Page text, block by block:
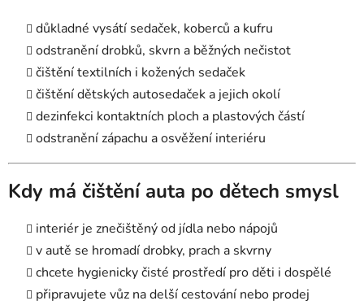
důkladné vysátí sedaček, koberců a kufru
odstranění drobků, skvrn a běžných nečistot
čištění textilních i kožených sedaček
čištění dětských autosedaček a jejich okolí
dezinfekci kontaktních ploch a plastových částí
odstranění zápachu a osvěžení interiéru
Kdy má čištění auta po dětech smysl
interiér je znečištěný od jídla nebo nápojů
v autě se hromadí drobky, prach a skvrny
chcete hygienicky čisté prostředí pro děti i dospělé
připravujete vůz na delší cestování nebo prodej